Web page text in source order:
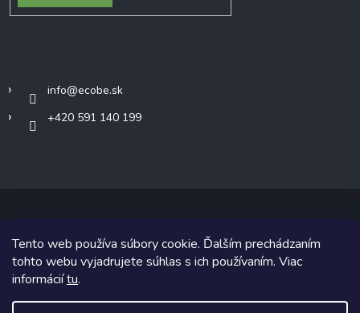
Tento web používa súbory cookie. Ďalším prechádzaním
tohto webu vyjadrujete súhlas s ich používaním. Viac
informáciítu.
info@ecobe.sk
+420 591 140 199
Copyright 2026Ecobe.sk. Všetky práva vyhradené.
Grafický návrh vytvoril a na Shoptet implementoval
Shoptetak.cz.